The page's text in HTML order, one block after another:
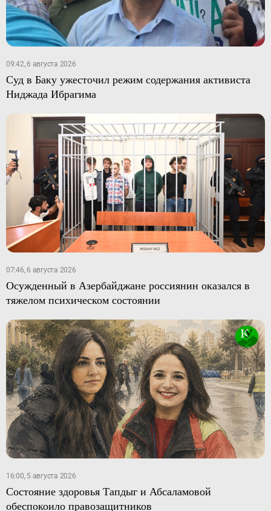
09:42, 6 августа 2026
Суд в Баку ужесточил режим содержания активиста
Ниджада Ибрагима
07:46, 6 августа 2026
Осужденный в Азербайджане россиянин оказался в
тяжелом психическом состоянии
16:00, 5 августа 2026
Состояние здоровья Тапдыг и Абсаламовой
обеспокоило правозащитников